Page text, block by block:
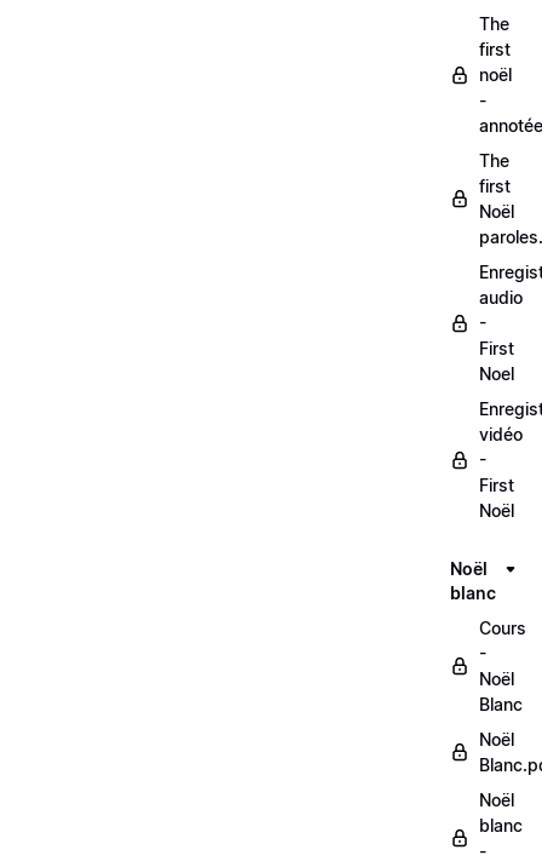
The
first
noël
-
The
first
Noël
audio
-
First
Noel
vidéo
-
First
Noël
Noël
blanc
Cours
-
Noël
Blanc
Noël
Noël
blanc
-